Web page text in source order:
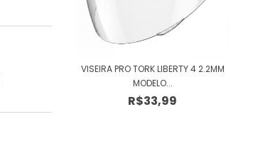
VISEIRA PRO TORK LIBERTY 4 2.2MM
MODELO...
R$33,99